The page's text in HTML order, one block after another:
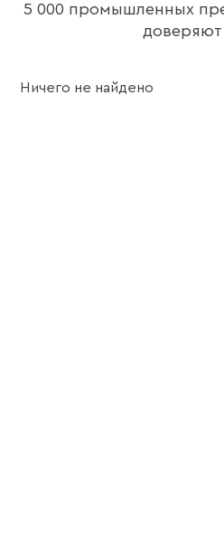
5 000 промышленных
доверяют
Ничего не найдено